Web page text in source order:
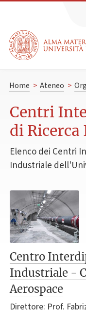
Home > Ateneo >
Centri
di
Elenco dei Centri
Industriale
Centro
Industriale -
Aerospace
Direttore: Prof.